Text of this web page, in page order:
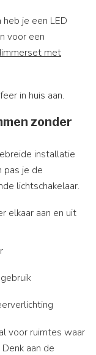
je een LED
voor een
met
in huis aan.
zonder
installatie
pas je de
lichtschakelaar.
elkaar aan en uit
voor ruimtes waar
aan de